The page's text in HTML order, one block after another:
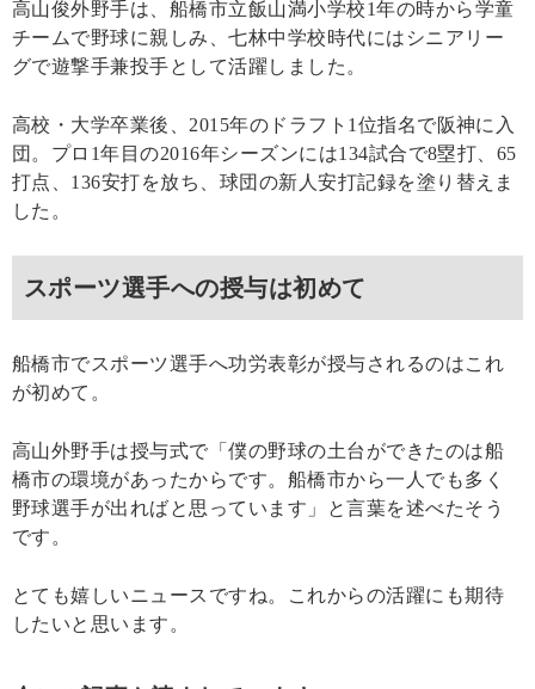
高山俊外野手は、船橋市立飯山満小学校1年の時から学童
チームで野球に親しみ、七林中学校時代にはシニアリー
グで遊撃手兼投手として活躍しました。
高校・大学卒業後、2015年のドラフト1位指名で阪神に入
団。プロ1年目の2016年シーズンには134試合で8塁打、65
打点、136安打を放ち、球団の新人安打記録を塗り替えま
した。
スポーツ選手への授与は初めて
船橋市でスポーツ選手へ功労表彰が授与されるのはこれ
が初めて。
高山外野手は授与式で「僕の野球の土台ができたのは船
橋市の環境があったからです。船橋市から一人でも多く
野球選手が出ればと思っています」と言葉を述べたそう
です。
とても嬉しいニュースですね。これからの活躍にも期待
したいと思います。